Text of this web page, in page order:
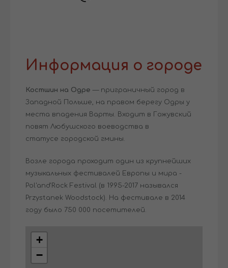
Информация о городе
Костшин на Одре — приграничный город в
Западной Польше, на правом берегу Одры у
места впадения Варты. Входит в Гожувский
повят Любушского воеводства в
статусе городской гмины.
Возле города проходит один из крупнейших
музыкальных фестивалей Европы и мира -
Pol'and'Rock Festival (в 1995-2017 назывался
Przystanek Woodstock). На фестивале в 2014
году было 750 000 посетителей.
+
−